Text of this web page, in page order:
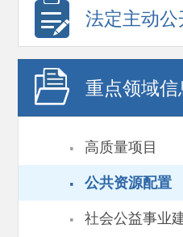
法定主动公
重点领域信
· 高质量项目
· 公共资源配置
· 社会公益事业